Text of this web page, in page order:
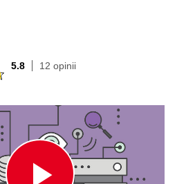
5.8 12 opinii